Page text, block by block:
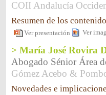
COII Andalucía
Resumen de los
Ver presentación Ver
> María José Rovira
Abogado Sénior Área
Gómez Acebo &
Novedades e